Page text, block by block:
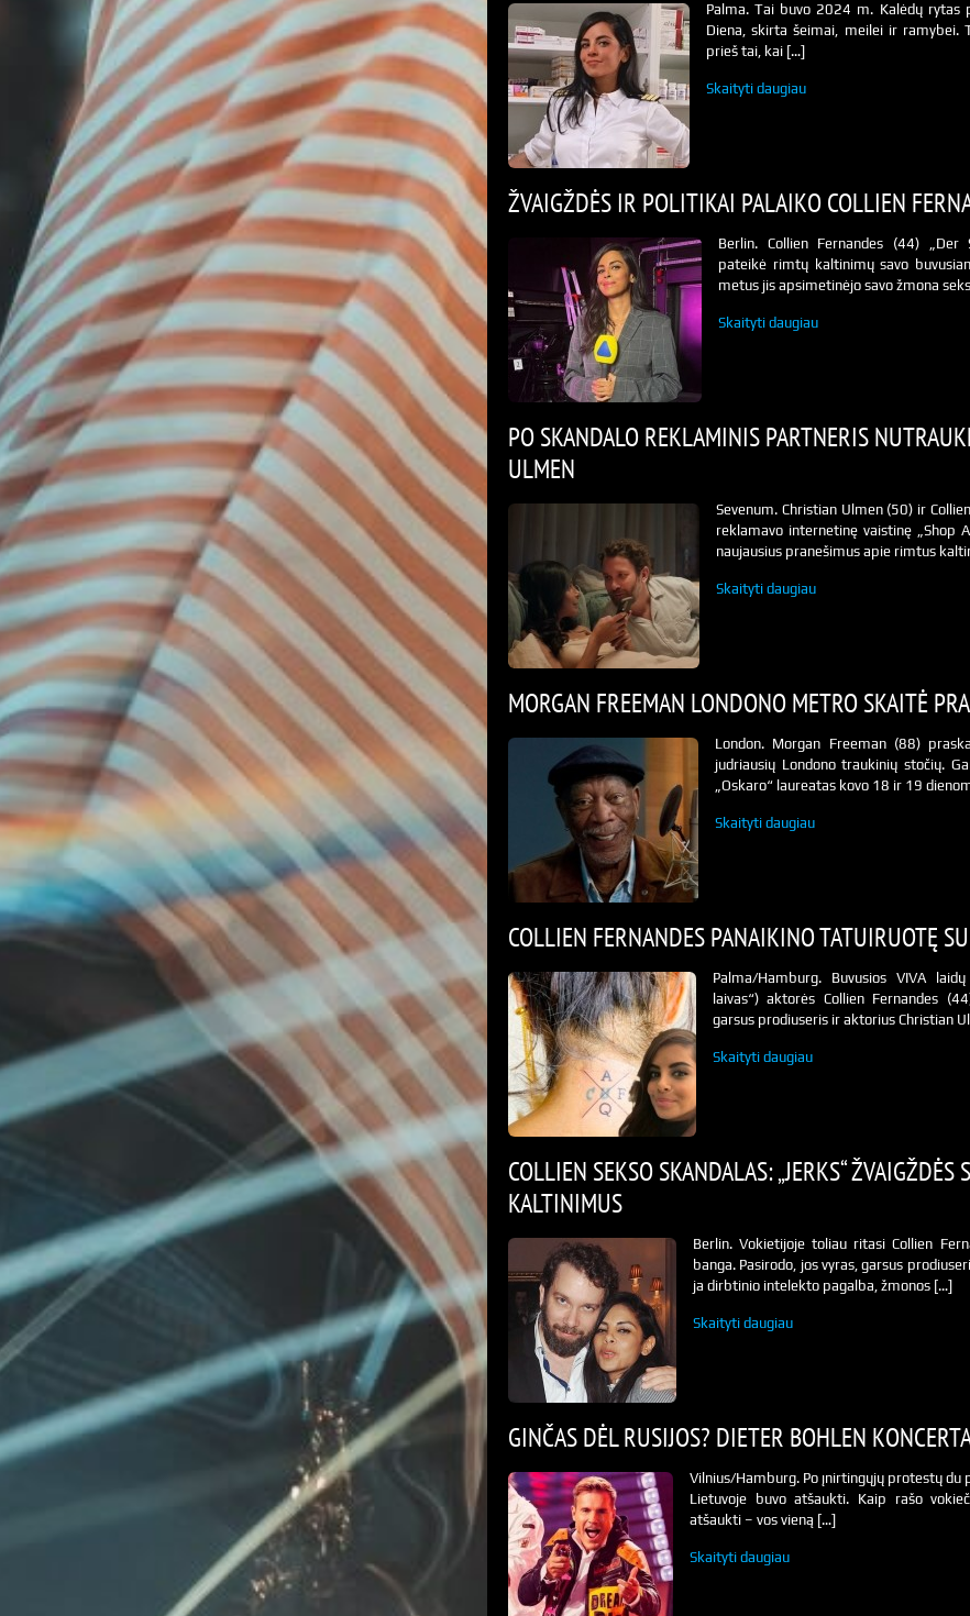
Palma. Tai buvo 2024 m. Kalėdų rytas
Diena, skirta šeimai, meilei ir ramybei.
prieš tai, kai […]
Skaityti daugiau
ŽVAIGŽDĖS IR POLITIKAI PALAIKO COLLIEN
Berlin. Collien Fernandes (44) „Der
pateikė rimtų kaltinimų savo
metus jis apsimetinėjo savo žmona
Skaityti daugiau
PO SKANDALO REKLAMINIS PARTNERIS
ULMEN
Sevenum. Christian Ulmen (50) ir
reklamavo internetinę vaistinę „Shop
naujausius pranešimus apie rimtus
Skaityti daugiau
MORGAN FREEMAN LONDONO METRO SKAITĖ
London. Morgan Freeman (88)
judriausių Londono traukinių stočių.
„Oskaro“ laureatas kovo 18 ir 19
Skaityti daugiau
COLLIEN FERNANDES PANAIKINO TATUIRUOTĘ
Palma/Hamburg. Buvusios VIVA
laivas“) aktorės Collien Fernandes
garsus prodiuseris ir aktorius Christian
Skaityti daugiau
COLLIEN SEKSO SKANDALAS: „JERKS“ ŽVAIGŽDĖS
KALTINIMUS
Berlin. Vokietijoje toliau ritasi Collien
banga. Pasirodo, jos vyras, garsus
ja dirbtinio intelekto pagalba, žmonos […]
Skaityti daugiau
GINČAS DĖL RUSIJOS? DIETER BOHLEN
Vilnius/Hamburg. Po įnirtingųjų protestų du
Lietuvoje buvo atšaukti. Kaip rašo
atšaukti – vos vieną […]
Skaityti daugiau